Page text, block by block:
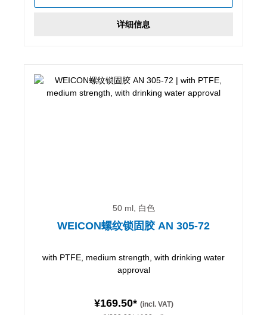
详细信息
50 ml, 白色
WEICON螺纹锁固胶 AN 305-72
with PTFE, medium strength, with drinking water
approval
¥169.50* (incl. VAT)